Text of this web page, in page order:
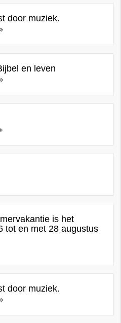
door muziek.
en leven
is het
tot en met 28 augustus
door muziek.